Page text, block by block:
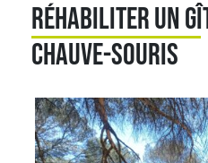
Réhabiliter un
chauve-souris